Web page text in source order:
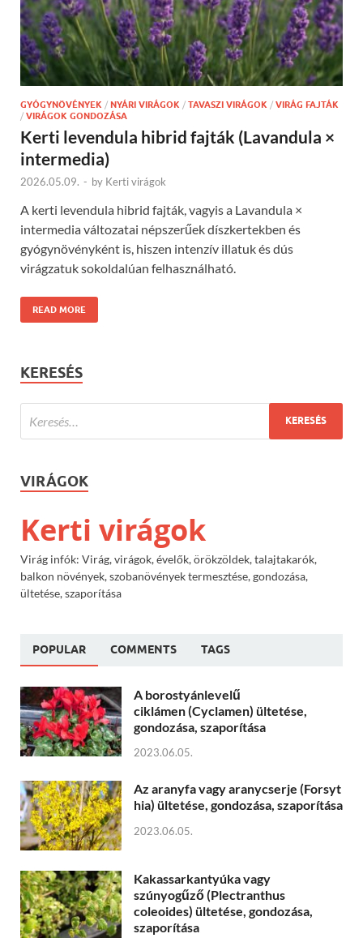
GYÓGYNÖVÉNYEK / NYÁRI VIRÁGOK / TAVASZI VIRÁGOK / VIRÁG FAJTÁK
/ VIRÁGOK GONDOZÁSA
Kerti levendula hibrid fajták (Lavandula ×
intermedia)
2026.05.09. - by Kerti virágok
A kerti levendula hibrid fajták, vagyis a Lavandula ×
intermedia változatai népszerűek díszkertekben és
gyógynövényként is, hiszen intenzív illatuk és dús
virágzatuk sokoldalúan felhasználható.
READ MORE
KERESÉS
VIRÁGOK
Kerti virágok
Virág infók: Virág, virágok, évelők, örökzöldek, talajtakarók,
balkon növények, szobanövények termesztése, gondozása,
ültetése, szaporítása
POPULAR COMMENTS TAGS
A borostyánlevelű
ciklámen (Cyclamen) ültetése,
gondozása, szaporítása
2023.06.05.
Az aranyfa vagy aranycserje (Forsyt
hia) ültetése, gondozása, szaporítása
2023.06.05.
Kakassarkantyúka vagy
szúnyogűző (Plectranthus
coleoides) ültetése, gondozása,
szaporítása